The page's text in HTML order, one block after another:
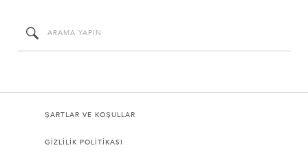
ŞARTLAR VE KOŞULLAR
GİZLİLİK POLİTİKASI